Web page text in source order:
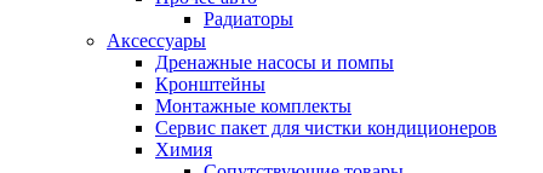
Радиаторы
Аксессуары
Дренажные насосы и помпы
Кронштейны
Монтажные комплекты
Сервис пакет для чистки кондиционеров
Химия